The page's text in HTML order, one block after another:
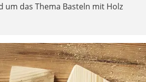
das Thema Basteln mit Holz